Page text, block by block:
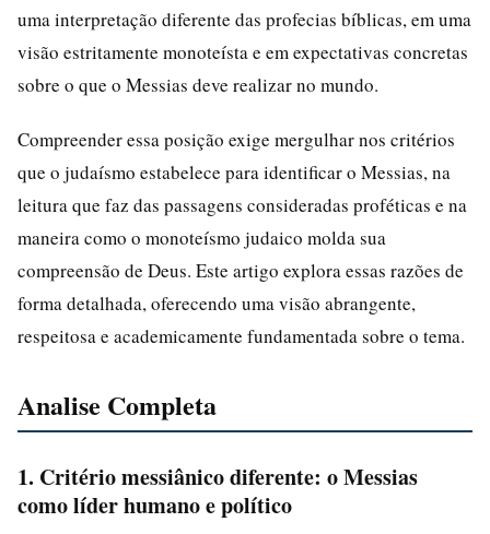
uma interpretação diferente das profecias bíblicas, em uma
visão estritamente monoteísta e em expectativas concretas
sobre o que o Messias deve realizar no mundo.
Compreender essa posição exige mergulhar nos critérios
que o judaísmo estabelece para identificar o Messias, na
leitura que faz das passagens consideradas proféticas e na
maneira como o monoteísmo judaico molda sua
compreensão de Deus. Este artigo explora essas razões de
forma detalhada, oferecendo uma visão abrangente,
respeitosa e academicamente fundamentada sobre o tema.
Analise Completa
1. Critério messiânico diferente: o Messias
como líder humano e político